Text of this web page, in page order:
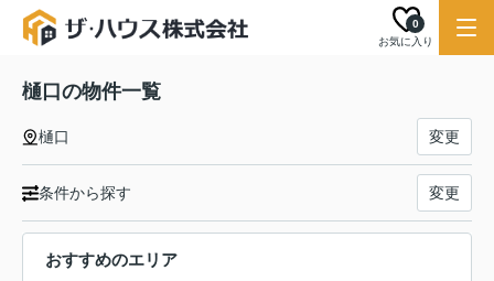
お気に入り
0
樋口の物件一覧
樋口 変更
条件から探す 変更
おすすめのエリア